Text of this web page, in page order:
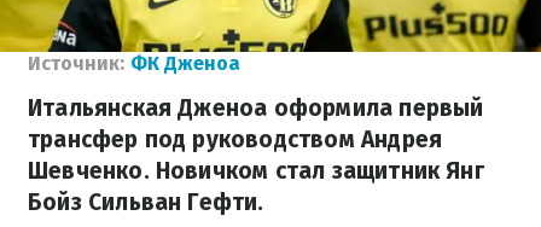
Источник: ФК Дженоа
Итальянская Дженоа оформила первый
трансфер под руководством Андрея
Шевченко. Новичком стал защитник Янг
Бойз Сильван Гефти.